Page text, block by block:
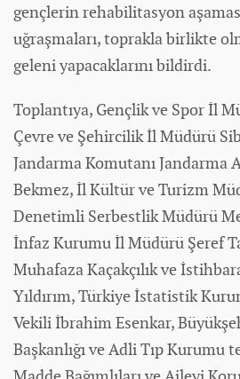
gençlerin rehabilitasyon
uğraşmaları, toprakla birlikte
geleni yapacaklarını bildirdi.
Toplantıya, Gençlik ve Sporİl
Çevre ve Şehircilik İl Müdürü
Jandarma Komutanı Jandarma
Bekmez, İl Kültür ve Turizm
Denetimli Serbestlik Müdürü
İnfaz Kurumu İl Müdürü Şeref
Muhafaza Kaçakçılık ve
Yıldırım, Türkiye İstatistik
Vekili İbrahim Esenkar,
Başkanlığı ve Adli Tıp Kurumu